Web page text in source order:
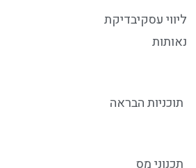
ליווי עסקיבדיקת
נאותות
תוכניות הבראה